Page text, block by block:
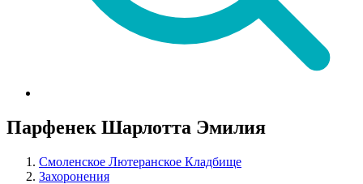
Парфенек Шарлотта Эмилия
Смоленское Лютеранское Кладбище
Захоронения